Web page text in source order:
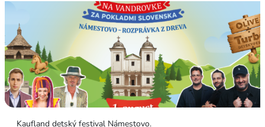
Kaufland detský festival Námestovo.